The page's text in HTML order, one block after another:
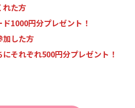
れた方
1000円分プレゼント！
した方
それぞれ500円分プレゼント！